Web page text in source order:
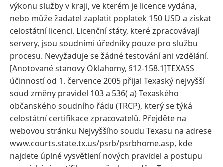
výkonu služby v kraji, ve kterém je licence vydána,
nebo může žadatel zaplatit poplatek 150 USD a získat
celostátní licenci. Licenční státy, které zpracovávají
servery, jsou soudními úředníky pouze pro službu
procesu. Nevyžaduje se žádné testování ani vzdělání.
[Anotované stanovy Oklahomy, §12-158.1]TEXASS
účinností od 1. července 2005 přijal Texaský nejvyšší
soud změny pravidel 103 a 536( a) Texaského
občanského soudního řádu (TRCP), který se týká
celostátní certifikace zpracovatelů. Přejděte na
webovou stránku Nejvyššího soudu Texasu na adrese
www.courts.state.tx.us/psrb/psrbhome.asp, kde
najdete úplné vysvětlení nových pravidel a postupu